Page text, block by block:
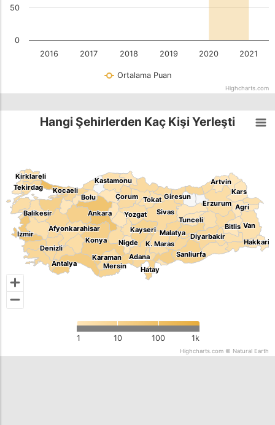
Ortalama Puan
2016 2017 2018 2019 2020 2021
0
50
Highcharts.com
Hangi Şehirlerden Kaç Kişi Yerleşti
Ankara
Ankara
Izmir
Izmir
Antalya
Antalya
Adana
Adana
Kocaeli
Kocaeli
Mersin
Mersin
Konya
Konya K. Maras
K. Maras
Kayseri
Kayseri
Denizli
Denizli
Diyarbakir
Diyarbakir
Tekirdag
Tekirdag
Balikesir
Balikesir
Malatya
Malatya
Van
Van
Hatay
Hatay
Sanliurfa
Sanliurfa
Afyonkarahisar
Afyonkarahisar
Çorum
Çorum
Sivas
Sivas
Bolu
Bolu
Agri
Agri
Giresun
Giresun
Kirklareli
Kirklareli Kastamonu
Kastamonu
Tokat
Tokat
Yozgat
Yozgat
Erzurum
Erzurum
Karaman
Karaman
Nigde
Nigde
Kars
Kars
Tunceli
Tunceli
Artvin
Artvin
Bitlis
Bitlis
Hakkari
Hakkari
1 10 100 1k
Highcharts.com © Natural Earth